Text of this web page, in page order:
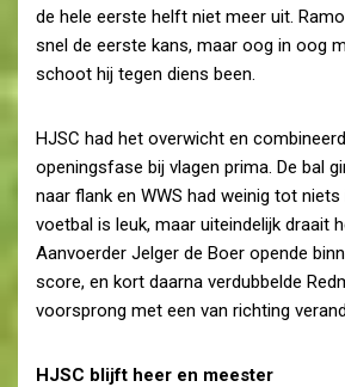
de hele eerste helft niet meer uit.
snel de eerste kans, maar oog in oog
schoot hij tegen diens been.
HJSC had het overwicht en
openingsfase bij vlagen prima. De bal
naar flank en WWS had weinig tot
voetbal is leuk, maar uiteindelijk draait
Aanvoerder Jelger de Boer opende
score, en kort daarna verdubbelde
voorsprong met een van richting
HJSC blijft heer en meester